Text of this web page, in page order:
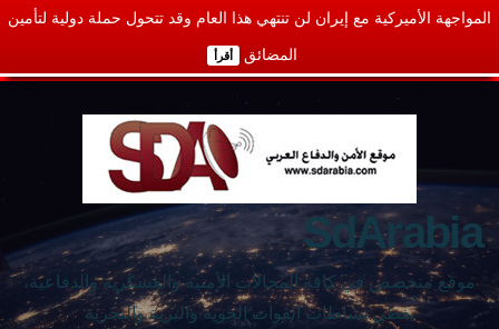
المواجهة الأميركية مع إيران لن تنتهي هذا العام وقد تتحول حملة دولية لتأمين
المضائق أقرأ
SdArabia
موقع متخصص في كافة المجالات الأمنية والعسكرية والدفاعية،
يغطي نشاطات القوات الجوية والبرية والبحرية